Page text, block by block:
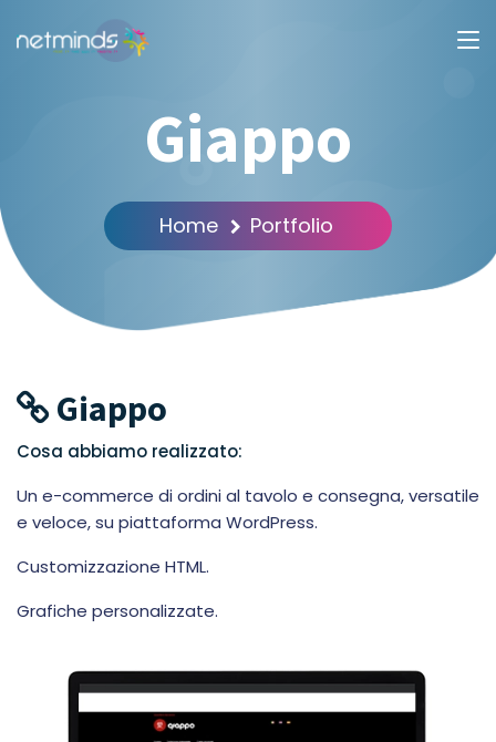
Giappo
Home Portfolio
Giappo
Cosa abbiamo realizzato:
Un e-commerce di ordini al tavolo e consegna, versatile
e veloce, su piattaforma WordPress.
Customizzazione HTML.
Grafiche personalizzate.